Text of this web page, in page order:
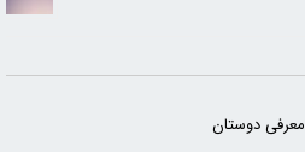
معرفی دوستان